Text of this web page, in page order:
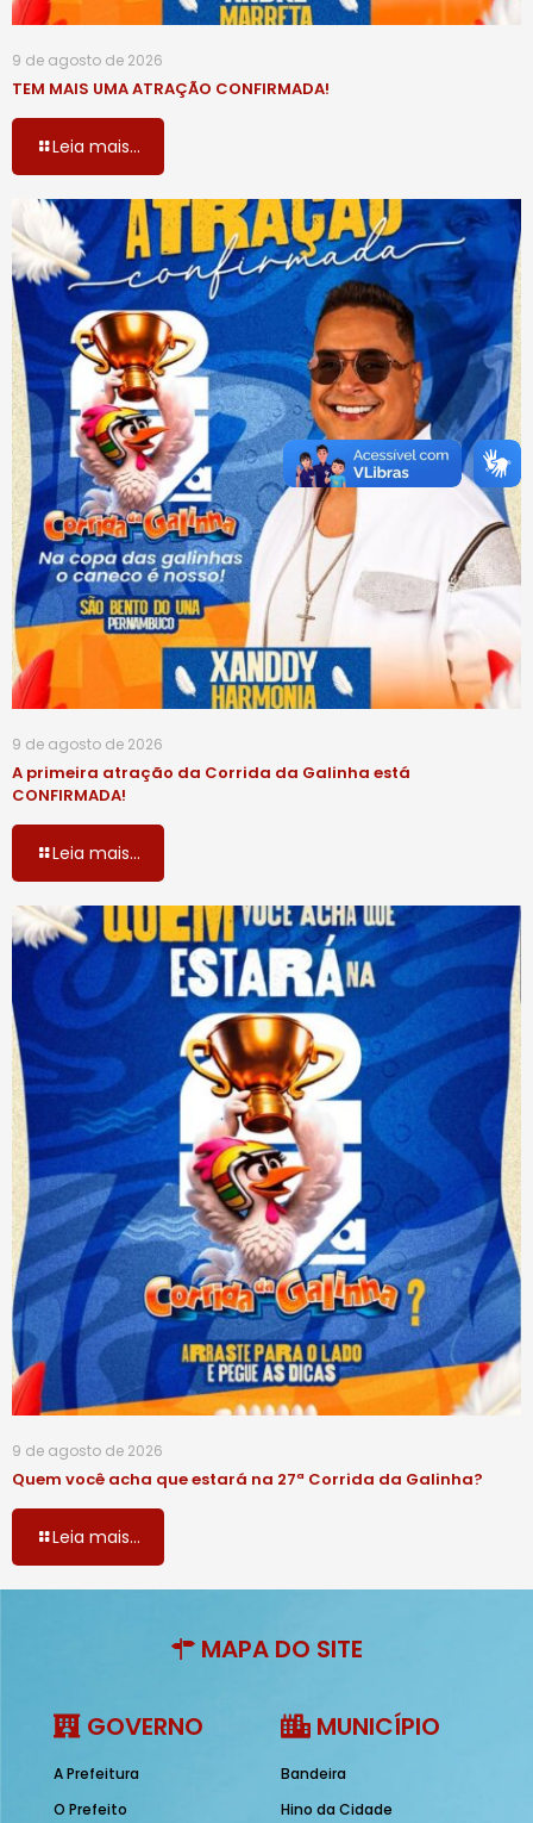
9 de agosto de 2026
TEM MAIS UMA ATRAÇÃO CONFIRMADA!
Leia mais...
9 de agosto de 2026
A primeira atração da Corrida da Galinha está
CONFIRMADA!
Leia mais...
9 de agosto de 2026
Quem você acha que estará na 27ª Corrida da Galinha?
Leia mais...
MAPA DO SITE
GOVERNO
A Prefeitura
O Prefeito
MUNICÍPIO
Bandeira
Hino da Cidade